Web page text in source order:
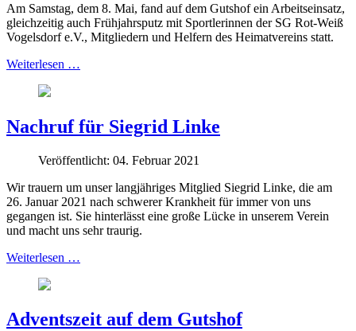
Am Samstag, dem 8. Mai, fand auf dem Gutshof ein Arbeitseinsatz,
gleichzeitig auch Frühjahrsputz mit Sportlerinnen der SG Rot-Weiß
Vogelsdorf e.V., Mitgliedern und Helfern des Heimatvereins statt.
Weiterlesen …
Nachruf für Siegrid Linke
Veröffentlicht: 04. Februar 2021
Wir trauern um unser langjähriges Mitglied Siegrid Linke, die am
26. Januar 2021 nach schwerer Krankheit für immer von uns
gegangen ist. Sie hinterlässt eine große Lücke in unserem Verein
und macht uns sehr traurig.
Weiterlesen …
Adventszeit auf dem Gutshof